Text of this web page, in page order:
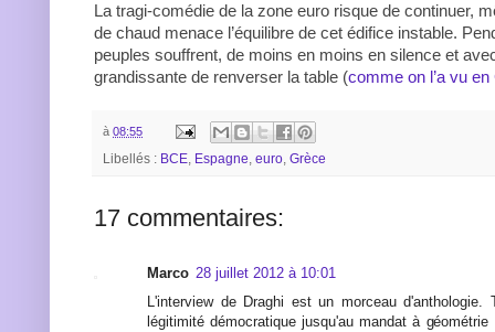
La tragi-comédie de la zone euro risque de continuer,
de chaud menace l’équilibre de cet édifice instable.
peuples souffrent, de moins en moins en silence et
grandissante de renverser la table (comme on l’a vu
à 08:55
Libellés : BCE, Espagne, euro, Grèce
17 commentaires:
Marco 28 juillet 2012 à 10:01
L'interview de Draghi est un morceau
légitimité démocratique jusqu'au mandat à